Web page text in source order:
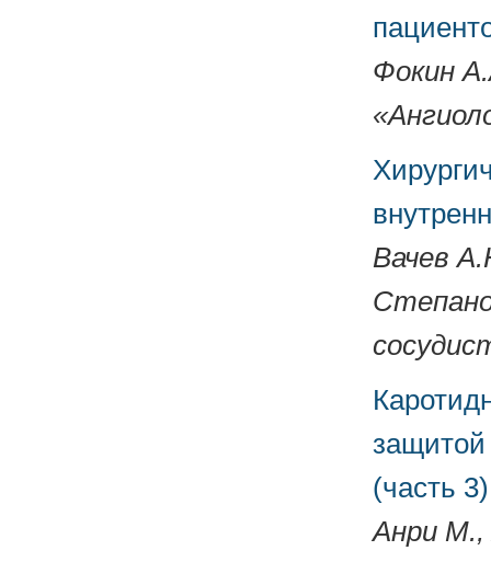
Фокин
Вачев
защитой
(часть 3)
Анри М.,